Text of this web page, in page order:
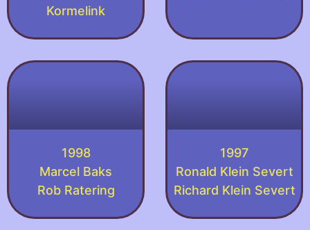
Kormelink
1998
Marcel Baks
Rob Ratering
1997
Ronald Klein Severt
Richard Klein Severt